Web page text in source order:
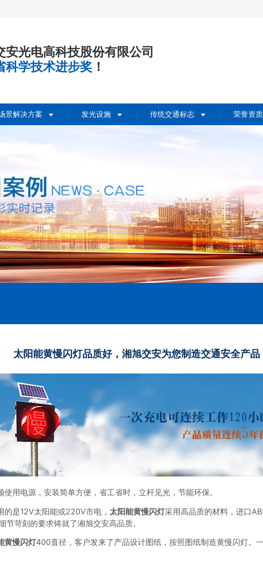
安光电高科技股份有限公司
科学技术进步奖 ！
景解决方案 发光设施 传统交通标志 荣誉资质
太阳能黄慢闪灯品质好，湘旭交安为您制造交通安全产品
用电源，安装简单方便，省工省时，立杆见光，节能环保。
的是12V太阳能或220V市电， 太阳能黄慢闪灯采用高品质的材料，进口
细节苛刻的要求铸就了湘旭交安高品质。
黄慢闪灯400直径，客户发来了产品设计图纸，按照图纸制造黄慢闪灯。